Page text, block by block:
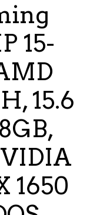
15-
15.6
1650